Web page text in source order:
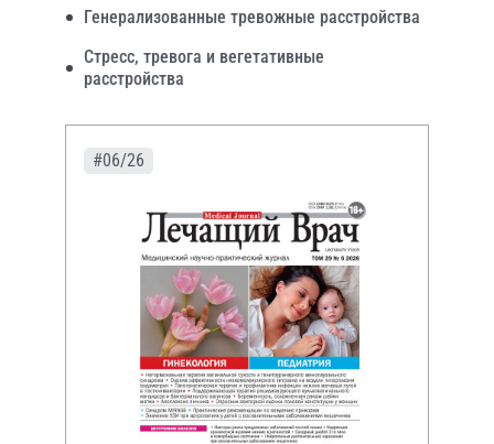
Генерализованные тревожные расстройства
Стресс, тревога и вегетативные
расстройства
#06/26